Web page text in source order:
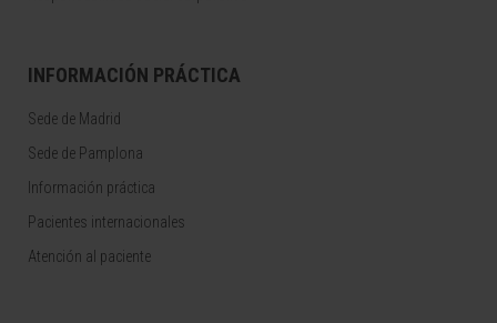
INFORMACIÓN PRÁCTICA
Sede de Madrid
Sede de Pamplona
Información práctica
Pacientes internacionales
Atención al paciente